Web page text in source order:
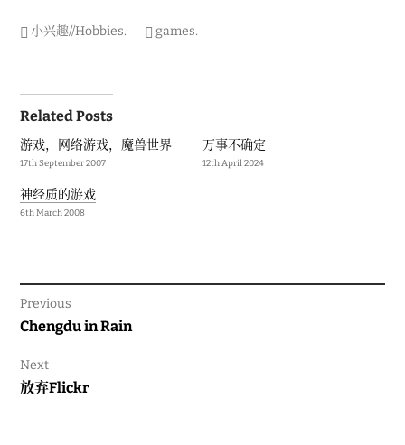
小兴趣//Hobbies. games.
Post
navigation
Related Posts
游戏，网络游戏，魔兽世界
17th September 2007
万事不确定
12th April 2024
神经质的游戏
6th March 2008
Previous
Previous
Chengdu in Rain
Next
Next
放弃Flickr